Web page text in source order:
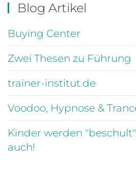
Blog Artikel
Buying Center
Zwei Thesen zu Führung
trainer-institut.de
Voodoo, Hypnose &
Kinder werden
auch!